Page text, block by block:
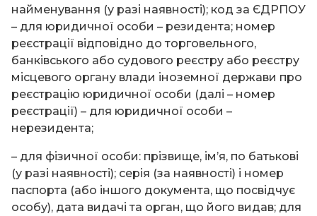
найменування (у разі наявності); код за ЄДРПОУ
– для юридичної особи – резидента; номер
реєстрації відповідно до торговельного,
банківського або судового реєстру або реєстру
місцевого органу влади іноземної держави про
реєстрацію юридичної особи (далі – номер
реєстрації) – для юридичної особи –
нерезидента;
– для фізичної особи: прізвище, ім’я, по батькові
(у разі наявності); серія (за наявності) і номер
паспорта (або іншого документа, що посвідчує
особу), дата видачі та орган, що його видав; для